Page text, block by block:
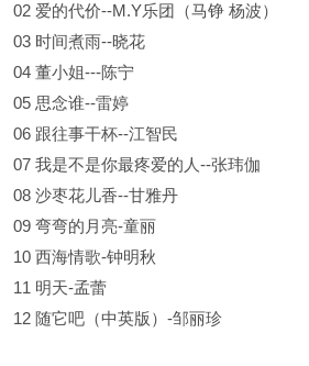
02 爱的代价--M.Y乐团（马铮 杨波）
03 时间煮雨--晓花
04 董小姐---陈宁
05 思念谁--雷婷
06 跟往事干杯--江智民
07 我是不是你最疼爱的人--张玮伽
08 沙枣花儿香--甘雅丹
09 弯弯的月亮-童丽
10 西海情歌-钟明秋
11 明天-孟蕾
12 随它吧（中英版）-邹丽珍